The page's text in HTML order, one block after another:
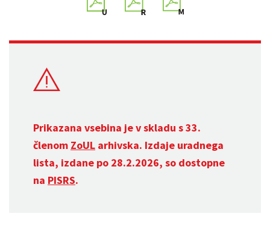
Prikazana vsebina je v skladu s 33.
členom ZoUL arhivska. Izdaje uradnega
lista, izdane po 28.2.2026, so dostopne
na PISRS.